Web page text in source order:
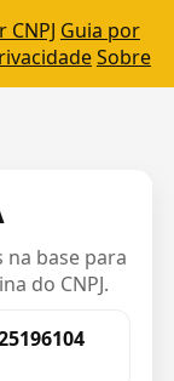
Guia por
Sobre
base para
do CNPJ.